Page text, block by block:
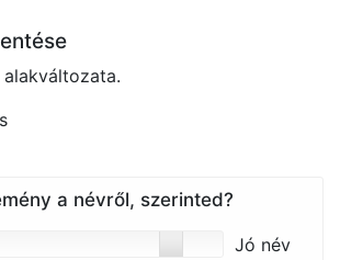
a névről, szerinted?
Jó név